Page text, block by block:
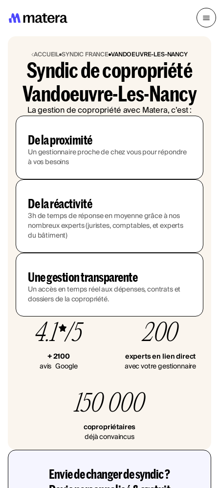
ACCUEIL SYNDIC FRANCE VANDOEUVRE-LES-NANCY
Syndic de copropriété
Vandoeuvre-Les-Nancy
La gestion de copropriété avec Matera, c’est :
De la proximité
Un gestionnaire proche de chez vous pour répondre
à vos besoins
De la réactivité
3h de temps de réponse en moyenne grâce à nos
nombreux experts (juristes, comptables, et experts
du bâtiment)
Une gestion transparente
Un accès en temps réel aux dépenses, contrats et
dossiers de la copropriété.
4.1 /5
+ 2100
avis Google
200
experts en lien direct
avec votre gestionnaire
150 000
copropriétaires
déjà convaincus
Envie de changer de syndic ?